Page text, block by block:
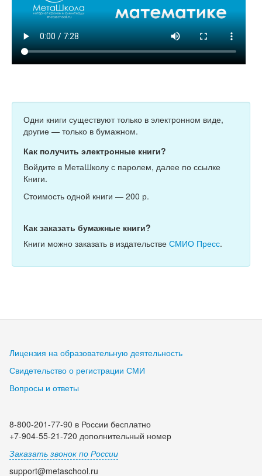
Одни книги существуют только в электронном виде,
другие — только в бумажном.
Как получить электронные книги?
Войдите в МетаШколу с паролем, далее по ссылке
Книги.
Стоимость одной книги — 200 р.
Как заказать бумажные книги?
Книги можно заказать в издательстве СМИО Пресс.
Лицензия на образовательную деятельность
Свидетельство о регистрации СМИ
Вопросы и ответы
8-800-201-77-90 в России бесплатно
+7-904-55-21-720 дополнительный номер
Заказать звонок по России
support@metaschool.ru